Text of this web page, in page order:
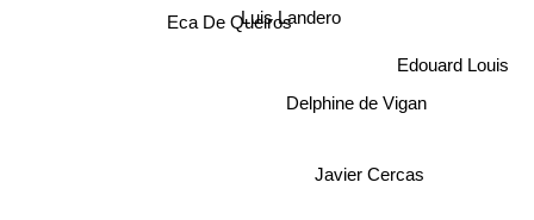
Eca De QueirosLuis Landero
Delphine de Vigan
Edouard Louis